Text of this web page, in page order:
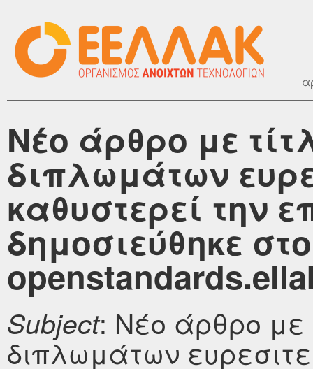
Νέο άρθρο με
διπλωμάτων
καθυστερεί την
δημοσιεύθηκε στο
Subject: Νέο άρθρο με
διπλωμάτων